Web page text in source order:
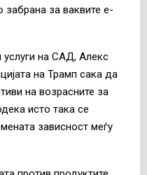
за ваквите е-
услуги на САД, Алекс
на Трамп сака да
на возрасните за
исто така се
зависност меѓу